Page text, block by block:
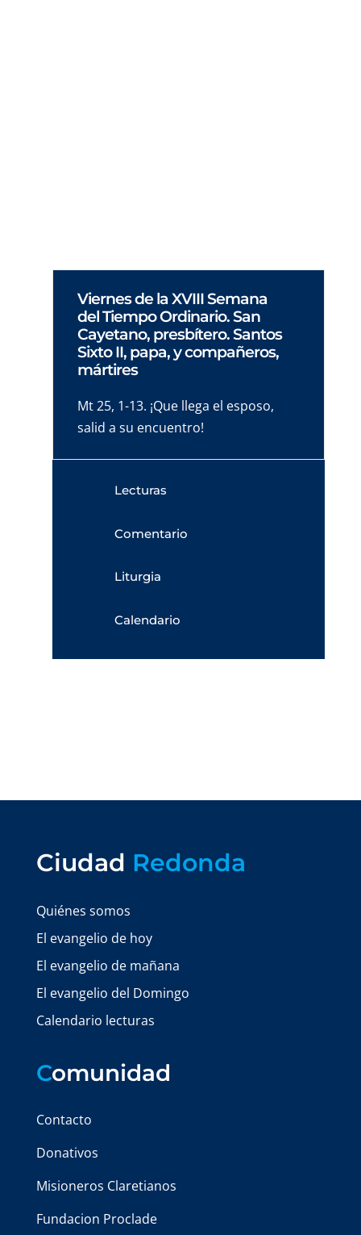
Viernes de la XVIII Semana
del Tiempo Ordinario. San
Cayetano, presbítero. Santos
Sixto II, papa, y compañeros,
mártires
Mt 25, 1-13. ¡Que llega el esposo,
salid a su encuentro!
Lecturas
Comentario
Liturgia
Calendario
Ciudad Redonda
Quiénes somos
El evangelio de hoy
El evangelio de mañana
El evangelio del Domingo
Calendario lecturas
Comunidad
Contacto
Donativos
Misioneros Claretianos
Fundacion Proclade